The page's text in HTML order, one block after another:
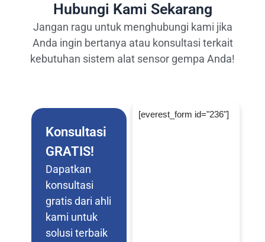
Hubungi Kami Sekarang
Jangan ragu untuk menghubungi kami jika
Anda ingin bertanya atau konsultasi terkait
kebutuhan sistem alat sensor gempa Anda!
Konsultasi
GRATIS!
Dapatkan
konsultasi
gratis dari ahli
kami untuk
solusi terbaik
[everest_form id="236"]